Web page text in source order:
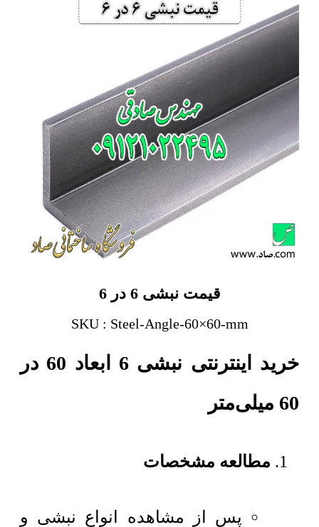
قیمت نبشی 6 در 6
SKU : Steel-Angle-60×60-mm
خرید اینترنتی نبشی 6 ابعاد 60 در
60 میلی‌متر
مطالعه مشخصات
پس از مشاهده انواع نبشی و